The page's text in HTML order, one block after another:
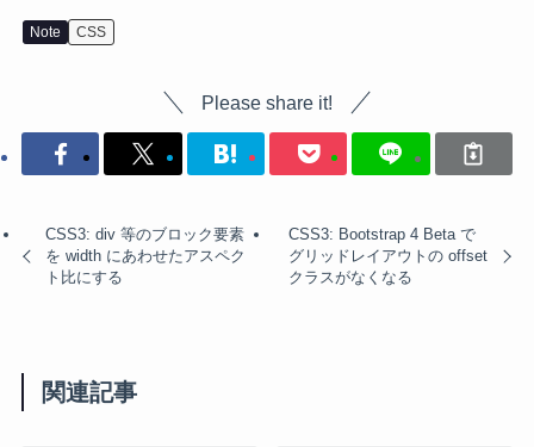
Note CSS
Please share it!
CSS3: div 等のブロック要素
を width にあわせたアスペク
ト比にする
CSS3: Bootstrap 4 Beta で
グリッドレイアウトの offset
クラスがなくなる
関連記事